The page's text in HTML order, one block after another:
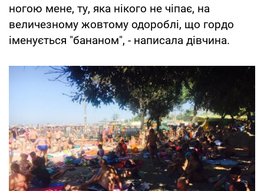
ногою мене, ту, яка нікого не чіпає, на
величезному жовтому одороблі, що гордо
іменується "бананом", - написала дівчина.